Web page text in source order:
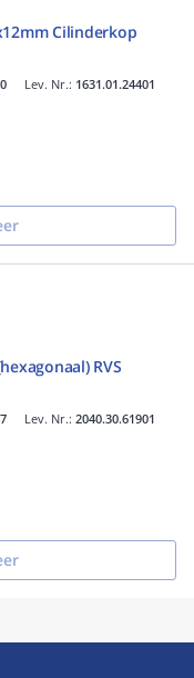
Cilinderkop
Lev. Nr.: 1631.01.24401
RVS
Lev. Nr.: 2040.30.61901